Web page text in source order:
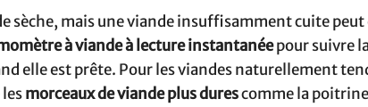
sèche, mais une viande insuffisamment cuite peut
à viande à lecture instantanéepour suivre
elle est prête. Pour les viandes naturellement
morceaux de viande plus durescomme la